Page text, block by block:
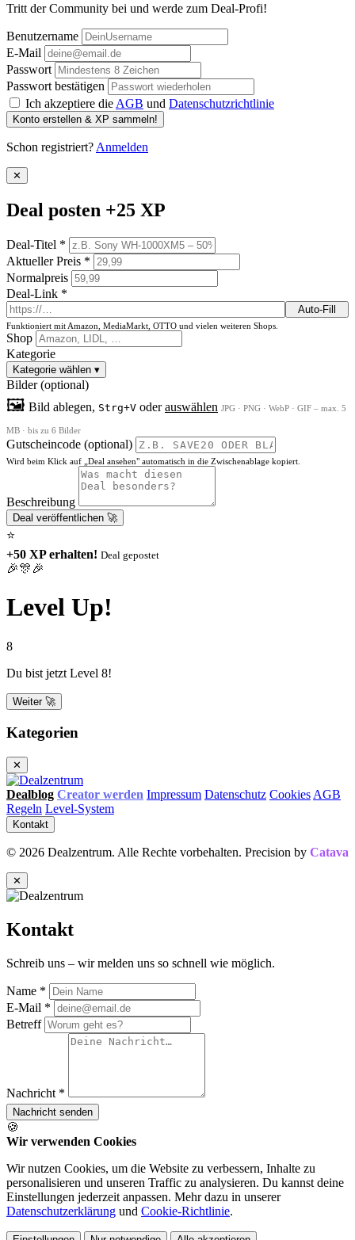
Tritt der Community bei und werde zum Deal-Profi!
Benutzername
E-Mail
Passwort
Passwort bestätigen
Ich akzeptiere die AGB und Datenschutzrichtlinie
Konto erstellen & XP sammeln!
Schon registriert? Anmelden
✕
Deal posten +25 XP
Deal-Titel *
Aktueller Preis *
Normalpreis
Deal-Link *
Auto-Fill
Funktioniert mit Amazon, MediaMarkt, OTTO und vielen weiteren Shops.
Shop
Kategorie
Kategorie wählen ▾
Bilder (optional)
🖼 Bild ablegen, Strg+V oderauswählen JPG · PNG · WebP · GIF – max. 5
MB · bis zu 6 Bilder
Gutscheincode (optional)
Wird beim Klick auf „Deal ansehen" automatisch in die Zwischenablage kopiert.
Beschreibung
Deal veröffentlichen 🚀
⭐
+50 XP erhalten! Deal gepostet
🎉🎊🎉
Level Up!
8
Du bist jetzt Level 8!
Weiter 🚀
Kategorien
✕
Dealblog Creator werden Impressum Datenschutz Cookies AGB
Regeln Level-System
Kontakt
© 2026 Dealzentrum. Alle Rechte vorbehalten. Precision by Catava
✕
Kontakt
Schreib uns – wir melden uns so schnell wie möglich.
Name *
E-Mail *
Betreff
Nachricht *
Nachricht senden
🍪
Wir verwenden Cookies
Wir nutzen Cookies, um die Website zu verbessern, Inhalte zu
personalisieren und unseren Traffic zu analysieren. Du kannst deine
Einstellungen jederzeit anpassen. Mehr dazu in unserer
Datenschutzerklärung und Cookie-Richtlinie.